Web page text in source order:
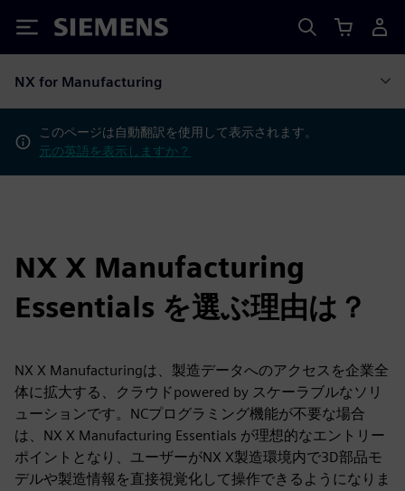
Siemens
NX for Manufacturing
このページは自動翻訳を使用して表示されます。
元の英語を表示しますか？
NX X Manufacturing
Essentials を選ぶ理由は？
NX X Manufacturingは、製造データへのアクセスを企業全
体に拡大する、クラウドpowered by スケーラブルなソリ
ューションです。NCプログラミング機能が不要な場合
は、NX X Manufacturing Essentials が理想的なエントリー
ポイントとなり、ユーザーがNX X製造環境内で3D部品モ
デルや製造情報を直接視覚化して操作できるようになりま